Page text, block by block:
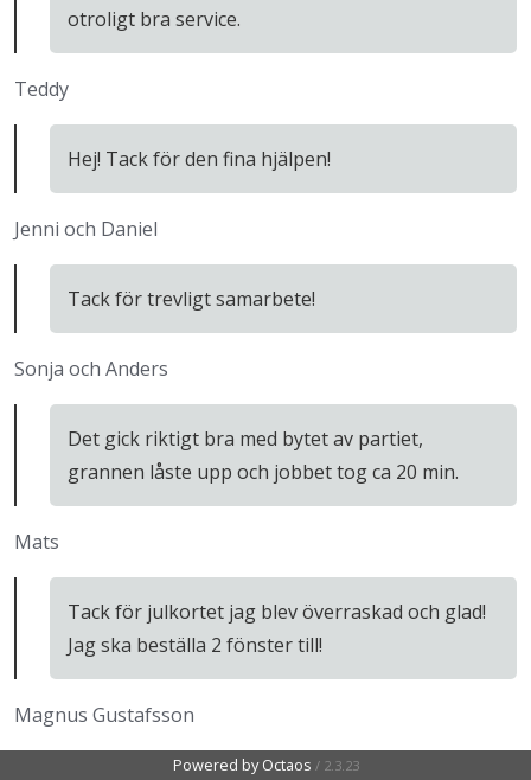
otroligt bra service.
Teddy
Hej! Tack för den fina hjälpen!
Jenni och Daniel
Tack för trevligt samarbete!
Sonja och Anders
Det gick riktigt bra med bytet av partiet,
grannen låste upp och jobbet tog ca 20 min.
Mats
Tack för julkortet jag blev överraskad och glad!
Jag ska beställa 2 fönster till!
Magnus Gustafsson
Powered by Octaos / 2.3.23
Powered by Octaos / 2.3.23